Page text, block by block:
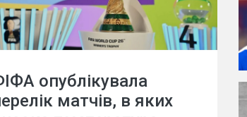
опублікувала
матчів, в яких